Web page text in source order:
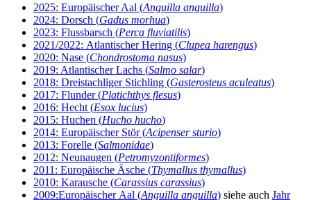
2025: Europäischer Aal (Anguilla anguilla)
2024: Dorsch (Gadus morhua)
2023: Flussbarsch (Perca fluviatilis)
2021/2022: Atlantischer Hering (Clupea harengus)
2020: Nase (Chondrostoma nasus)
2019: Atlantischer Lachs (Salmo salar)
2018: Dreistachliger Stichling (Gasterosteus aculeatus)
2017: Flunder (Platichthys flesus)
2016: Hecht (Esox lucius)
2015: Huchen (Hucho hucho)
2014: Europäischer Stör (Acipenser sturio)
2013: Forelle (Salmonidae)
2012: Neunaugen (Petromyzontiformes)
2011: Europäische Äsche (Thymallus thymallus)
2010: Karausche (Carassius carassius)
2009:Europäischer Aal (Anguilla anguilla) siehe auch Jahr